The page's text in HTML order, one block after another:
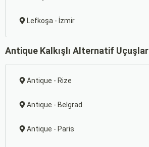
Lefkoşa - İzmir
Antique Kalkışlı Alternatif Uçuşlar
Antique - Rize
Antique - Belgrad
Antique - Paris